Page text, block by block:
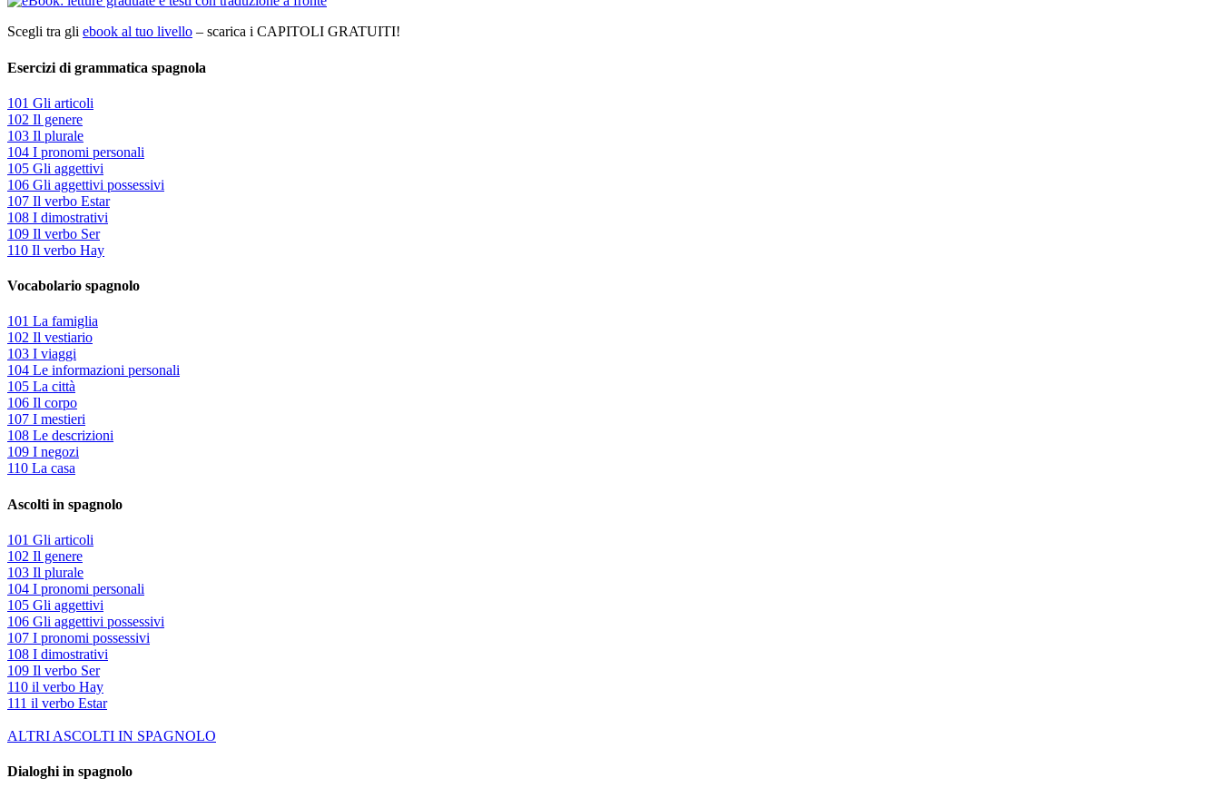
Scegli tra gli ebook al tuo livello – scarica i CAPITOLI GRATUITI!
Esercizi di grammatica spagnola
101 Gli articoli
102 Il genere
103 Il plurale
104 I pronomi personali
105 Gli aggettivi
106 Gli aggettivi possessivi
107 Il verbo Estar
108 I dimostrativi
109 Il verbo Ser
110 Il verbo Hay
Vocabolario spagnolo
101 La famiglia
102 Il vestiario
103 I viaggi
104 Le informazioni personali
105 La città
106 Il corpo
107 I mestieri
108 Le descrizioni
109 I negozi
110 La casa
Ascolti in spagnolo
101 Gli articoli
102 Il genere
103 Il plurale
104 I pronomi personali
105 Gli aggettivi
106 Gli aggettivi possessivi
107 I pronomi possessivi
108 I dimostrativi
109 Il verbo Ser
110 il verbo Hay
111 il verbo Estar
ALTRI ASCOLTI IN SPAGNOLO
Dialoghi in spagnolo